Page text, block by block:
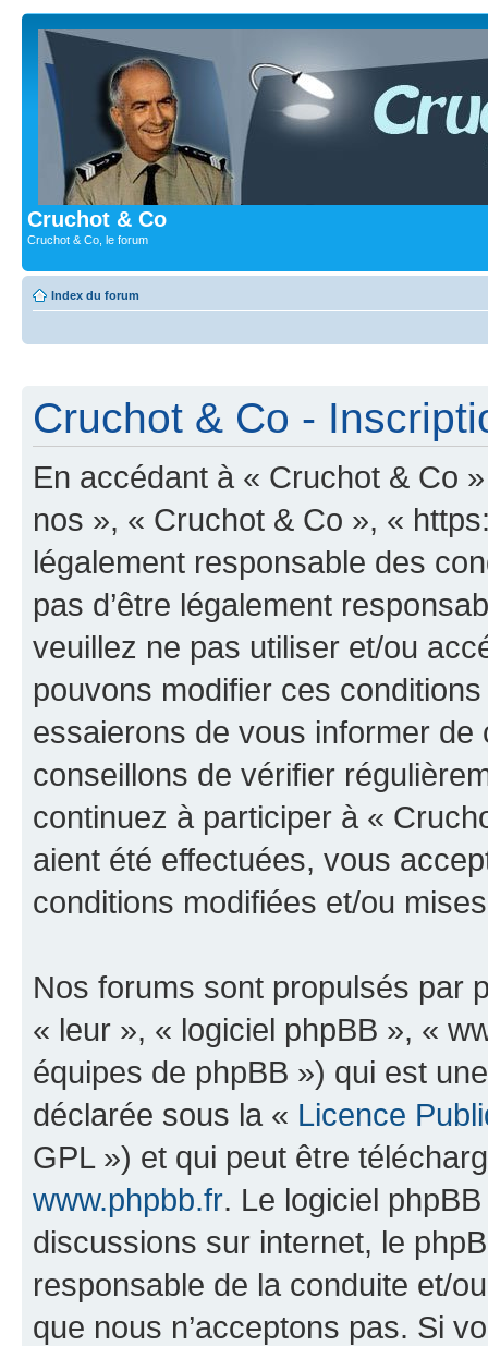
Cruchot & Co
Cruchot & Co, le forum
Index du forum
Cruchot & Co -
En accédant à « Cruchot & Co
nos », « Cruchot & Co », «
légalement responsable des
pas d’être légalement
veuillez ne pas utiliser et/ou
pouvons modifier ces
essaierons de vous informer
conseillons de vérifier
continuez à participer à «
aient été effectuées, vous
conditions modifiées et/ou
Nos forums sont propulsés par
« leur », « logiciel phpBB », «
équipes de phpBB ») qui est
déclarée sous la « Licence
GPL ») et qui peut être
www.phpbb.fr. Le logiciel
discussions sur internet, le
responsable de la conduite et/
que nous n’acceptons pas. Si